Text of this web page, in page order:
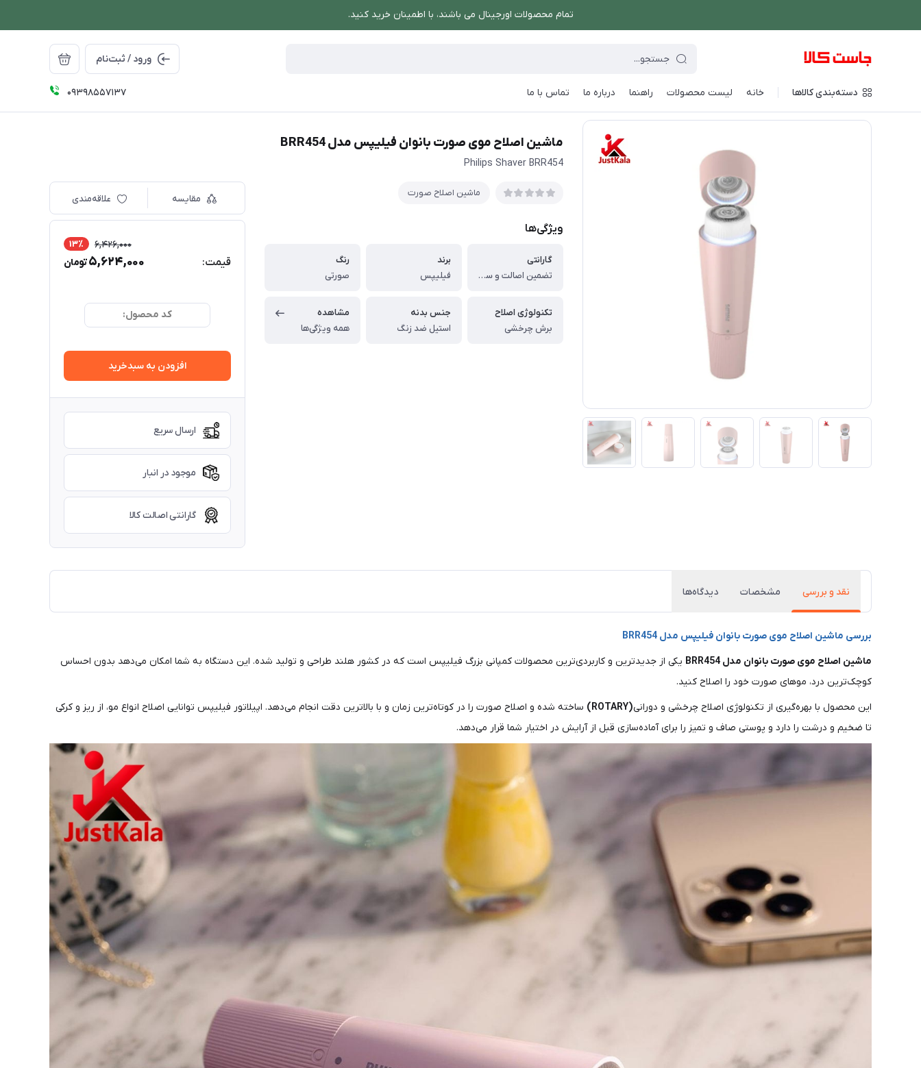
تمام محصولات اورجینال می باشند، با اطمینان خرید کنید.
ورود / ثبت‌نام
دسته‌بندی کالاها خانه لیست محصولات راهنما درباره ما تماس با ما 09398557137
فروشگاه اینترنتی جاست کالا لوازم شخصی برقی / ماشین اصلاح صورت ماشین اصلاح موی صورت بانوان فیلیپس مدل BRR454
ماشین اصلاح موی صورت بانوان فیلیپس مدل BRR454
Philips Shaver BRR454
ماشین اصلاح صورت
ویژگی‌ها
گارانتی
تضمین اصالت و سلامت فیزیکی کالا
برند
فیلیپس
رنگ
صورتی
تکنولوژی اصلاح
برش چرخشی
جنس بدنه
استیل ضد زنگ
مشاهده
همه ویژگی‌ها
مقایسه علاقه‌مندی
قیمت:
6,426,000 13٪
5,624,000تومان
کد محصول:
افزودن به سبدخرید
ارسال سریع
موجود در انبار
گارانتی اصالت کالا
نقد و بررسی مشخصات دیدگاه‌ها
بررسی ماشین اصلاح موی صورت بانوان فیلیپس مدل BRR454
ماشین اصلاح موی صورت بانوان مدل BRR454
یکی از جدیدترین و کاربردی‌ترین محصولات کمپانی بزرگ فیلیپس است که در کشور هلند طراحی و تولید شده. این دستگاه به شما امکان می‌دهد بدون احساس
کوچک‌ترین درد، موهای صورت خود را اصلاح کنید.
این محصول با بهره‌گیری از تکنولوژی اصلاح چرخشی و دورانی(ROTARY)
ساخته شده و اصلاح صورت را در کوتاه‌ترین زمان و با بالاترین دقت انجام می‌دهد. اپیلاتور فیلیپس توانایی اصلاح انواع مو، از ریز و کرکی
تا ضخیم و درشت را دارد و پوستی صاف و تمیز را برای آماده‌سازی قبل از آرایش در اختیار شما قرار می‌دهد.